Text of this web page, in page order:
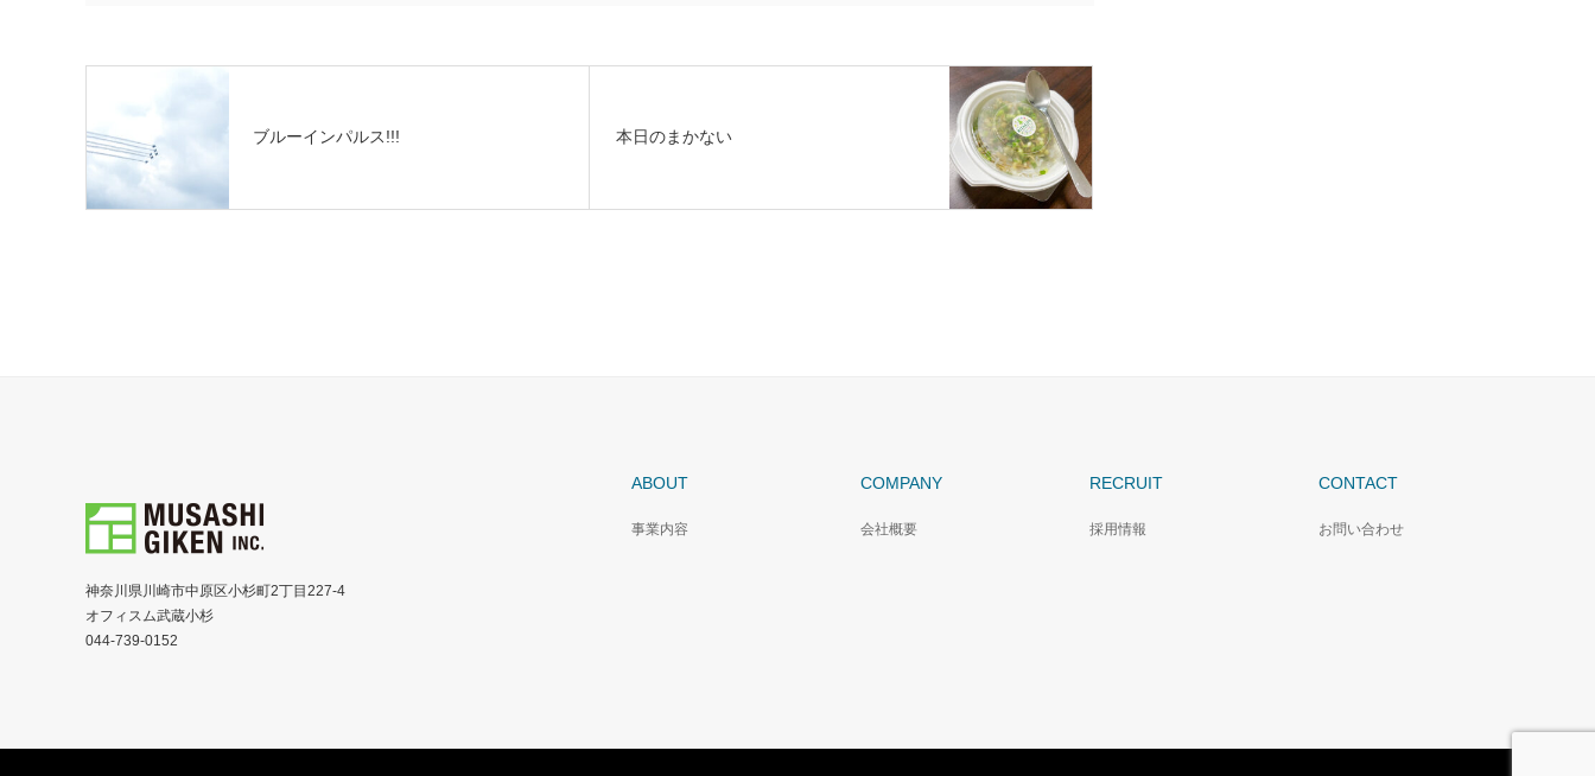
ブルーインパルス!!! 本日のまかない
ABOUT
事業内容
COMPANY
会社概要
RECRUIT
採用情報
CONTACT
お問い合わせ
神奈川県川崎市中原区小杉町2丁目227-4
オフィスム武蔵小杉
044-739-0152